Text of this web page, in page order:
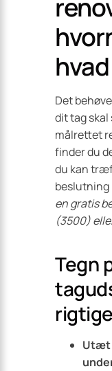
Det
dit tag skal
målrettet
finder du
du kan
beslutning
en gratis
(3500)
Tegn
Utæt